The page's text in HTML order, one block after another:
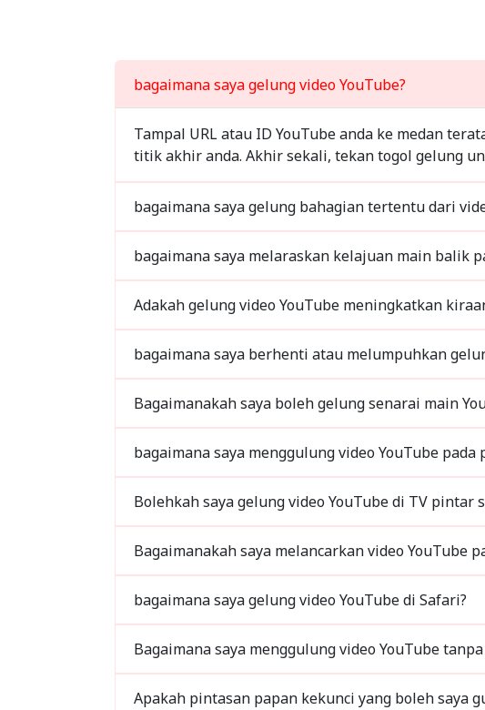
bagaimana saya gelung video YouTube?
Tampal URL atau ID YouTube anda ke medan
titik akhir anda. Akhir sekali, tekan togol gelung
bagaimana saya gelung bahagian tertentu dari
Adakah gelung video YouTube meningkatkan
bagaimana saya berhenti atau melumpuhkan
Bagaimanakah saya boleh gelung senarai main
Bolehkah saya gelung video YouTube di TV pintar
bagaimana saya gelung video YouTube di Safari?
Bagaimana saya menggulung video YouTube